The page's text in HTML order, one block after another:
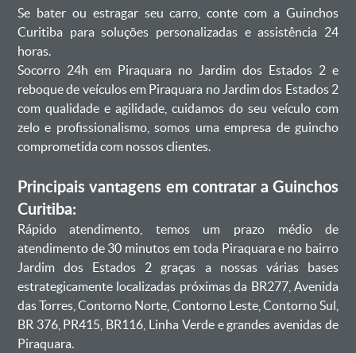
Se bater ou estragar seu carro, conte com a Guinchos
Curitiba para soluções personalizadas e assistência 24
horas.
Socorro 24h em Piraquara no Jardim dos Estados 2 e
reboque de veículos em Piraquara no Jardim dos Estados 2
com qualidade e agilidade, cuidamos do seu veículo com
zelo e profissionalismo, somos uma empresa de guincho
comprometida com nossos clientes.
Principais vantagens em contratar a Guinchos
Curitiba:
Rápido atendimento, temos um prazo médio de
atendimento de 30 minutos em toda Piraquara e no bairro
Jardim dos Estados 2 graças a nossas várias bases
estrategicamente localizadas próximas da BR277, Avenida
das Torres, Contorno Norte, Contorno Leste, Contorno Sul,
BR 376, PR415, BR116, Linha Verde e grandes avenidas de
Piraquara.